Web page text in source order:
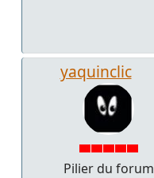
yaquinclic
Pilier du forum